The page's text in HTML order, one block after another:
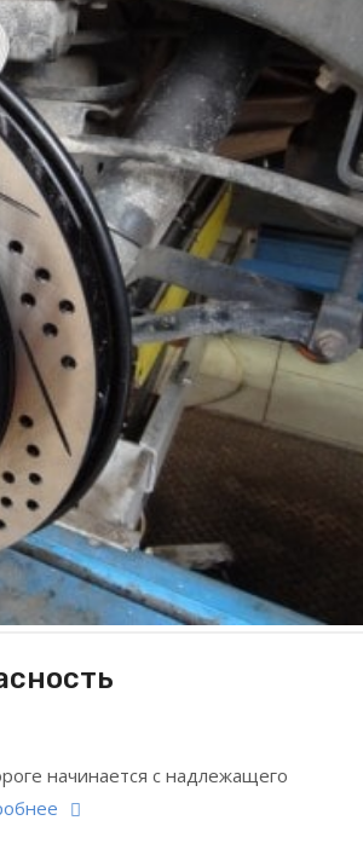
начинается с надлежащего